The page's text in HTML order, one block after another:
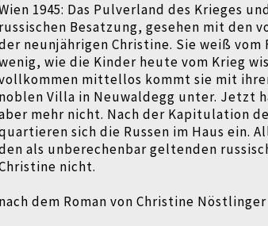
1945: Das Pulverland des Krieges
russischen Besatzung, gesehen mit den
neunjährigen Christine. Sie weiß vom
wie die Kinder heute vom Krieg
mittellos kommt sie mit
noblen Villa in Neuwaldegg unter. Jetzt
mehr nicht. Nach der Kapitulation
sich die Russen im Haus ein.
als unberechenbargeltenden
nicht.
nach dem Roman von Christine Nöstlinger